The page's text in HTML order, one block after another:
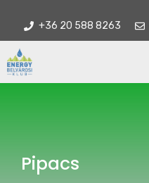
tartalomba
+36 20 588 8263
Pipacs